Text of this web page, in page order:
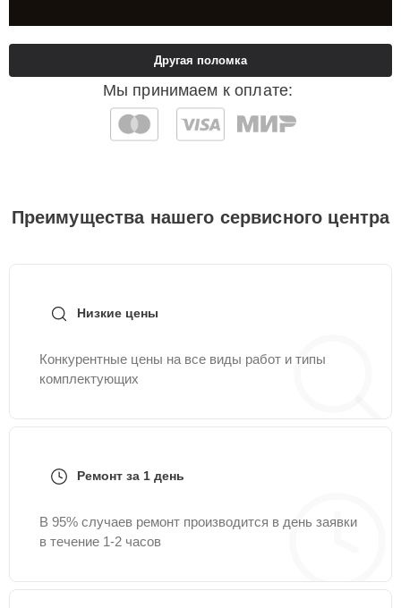
Мы принимаем к оплате:
Другая поломка
Преимущества нашего сервисного центра
Низкие цены
Конкурентные цены на все виды работ и типы
комплектующих
Ремонт за 1 день
В 95% случаев ремонт производится в день заявки
в течение 1-2 часов